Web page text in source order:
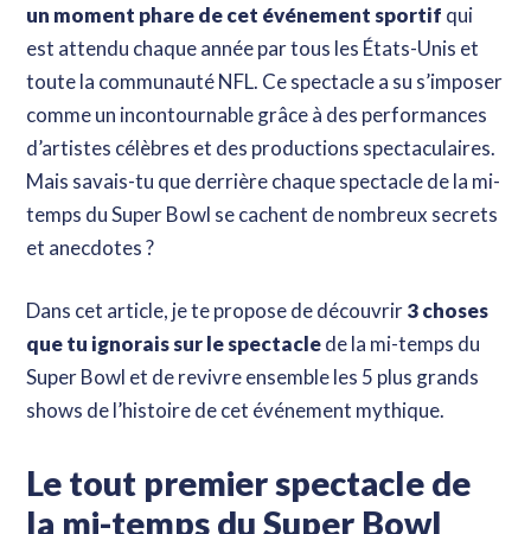
un moment phare de cet événement sportif qui
est attendu chaque année par tous les États-Unis et
toute la communauté NFL. Ce spectacle a su s’imposer
comme un incontournable grâce à des performances
d’artistes célèbres et des productions spectaculaires.
Mais savais-tu que derrière chaque spectacle de la mi-
temps du Super Bowl se cachent de nombreux secrets
et anecdotes ?
Dans cet article, je te propose de découvrir3 choses
que tu ignorais sur le spectaclede la mi-temps du
Super Bowl et de revivre ensemble les 5 plus grands
shows de l’histoire de cet événement mythique.
Le tout premier spectacle de
la mi-temps du Super Bowl